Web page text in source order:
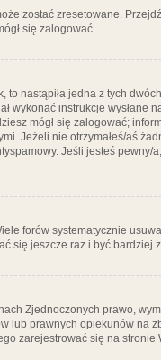
zostać zresetowane.
się zalogować.
nastąpiła jedna z tych
wykonać instrukcje wysłane
mógł się zalogować;
Jeżeli nie otrzymałeś/aś
Jeśli jesteś
forów systematycznie
się jeszcze raz i być bardziej
Zjednoczonych prawo,
lub prawnych opiekunów na
zarejestrować się na stronie